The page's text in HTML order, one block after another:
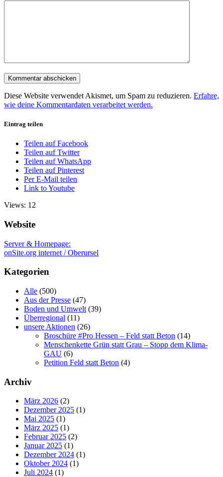
Diese Website verwendet Akismet, um Spam zu reduzieren. Erfahre,
wie deine Kommentardaten verarbeitet werden.
Eintrag teilen
Teilen auf Facebook
Teilen auf Twitter
Teilen auf WhatsApp
Teilen auf Pinterest
Per E-Mail teilen
Link to Youtube
Views: 12
Website
Server & Homepage:
onSite.org internet / Oberursel
Kategorien
Alle (500)
Aus der Presse (47)
Boden und Umwelt (39)
Überregional (11)
unsere Aktionen (26)
Broschüre #Pro Hessen – Feld statt Beton (14)
Menschenkette Grün statt Grau – Stopp dem Klima-
GAU (6)
Petition Feld statt Beton (4)
Archiv
März 2026 (2)
Dezember 2025 (1)
Mai 2025 (1)
März 2025 (1)
Februar 2025 (2)
Januar 2025 (1)
Dezember 2024 (1)
Oktober 2024 (1)
Juli 2024 (1)